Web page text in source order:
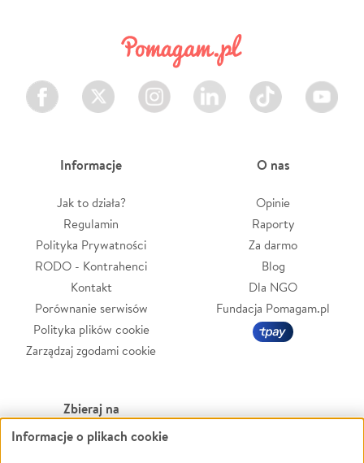
Facebook Twitter Instagram LinkedIn TikTok Youtube
Informacje
Jak to działa?
Regulamin
Polityka Prywatności
RODO - Kontrahenci
Kontakt
Porównanie serwisów
Polityka plików cookie
Zarządzaj zgodami cookie
O nas
Opinie
Raporty
Za darmo
Blog
Dla NGO
Fundacja Pomagam.pl
Zbieraj na
Leczenie
Informacje o plikach cookie